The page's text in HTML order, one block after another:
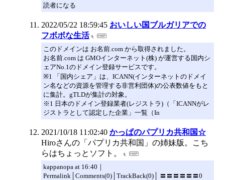
読者になる
2022/05/22 18:59:45 おいしい国ブルガリアでの
フボボな生活
このドメインは お名前.com から取得されました。
お名前.com は GMOインターネット(株) が運営する国内シ
ェアNo.1のドメイン登録サービスです。
※1 「国内シェア」は、ICANN(インターネットのドメイ
ン名などの資源を管理する非営利団体)の公表数値をもと
に集計。gTLDが集計の対象。
※1 日本のドメイン登録業者(レジストラ)（「ICANNがレ
ジストラとして認定した企業」一覧（In
2021/10/18 11:02:40 かっぱのパプリカ共和国☆
Hiroさんの「パプリカ共和国」の姉妹版。こち
らはちょっとソフト。
kappanopa at 16:40｜
Permalink│Comments(0)│TrackBack(0)│ 〓〓〓〓〓〓0